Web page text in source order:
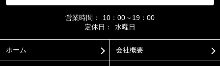
営業時間：
10：00～19：00
定休日：
水曜日
ホーム 会社概要